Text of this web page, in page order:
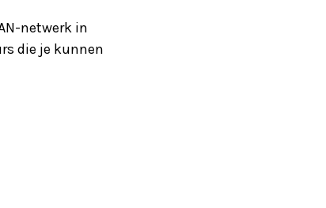
netwerk in
die je kunnen